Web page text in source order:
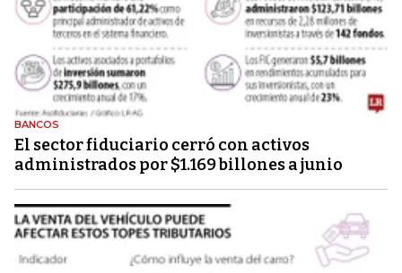
BANCOS
El sector fiduciario cerró con activos
administrados por $1.169 billones a junio